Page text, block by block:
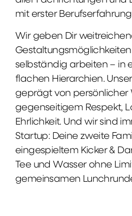
mit erster
Wir geben Dir
selbständig arbeiten – in
flachen Hierarchien.
geprägt von persönlicher
gegenseitigem Respekt,
Ehrlichkeit. Und wir sind
Startup: Deine zweite
eingespieltem Kicker &
Tee und Wasser ohne
gemeinsamen